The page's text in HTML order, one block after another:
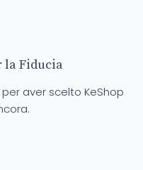
la Fiducia
aver scelto KeShop